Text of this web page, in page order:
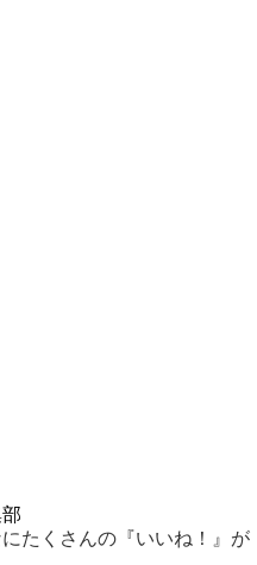
たくさんの『いいね！』が